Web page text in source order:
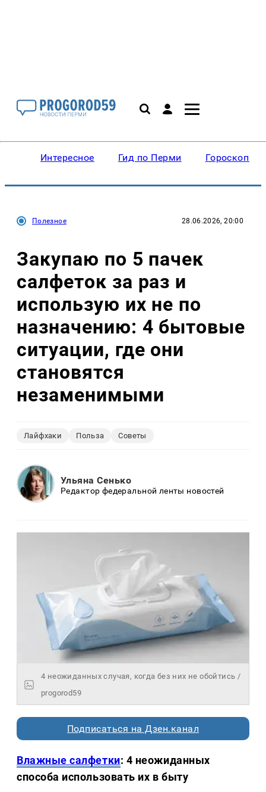
Интересное Гид по Перми Гороскопы
Полезное 28.06.2026, 20:00
Закупаю по 5 пачек
салфеток за раз и
использую их не по
назначению: 4 бытовые
ситуации, где они
становятся
незаменимыми
Лайфхаки Польза Советы
Ульяна Сенько
Редактор федеральной ленты новостей
4 неожиданных случая, когда без них не обойтись /
progorod59
Подписаться на Дзен.канал
Влажные салфетки: 4 неожиданных
способа использовать их в быту